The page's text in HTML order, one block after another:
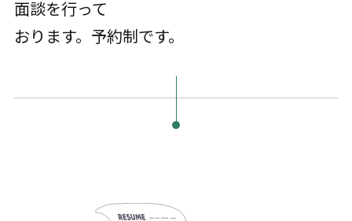
面談を行って
おります。予約制です。